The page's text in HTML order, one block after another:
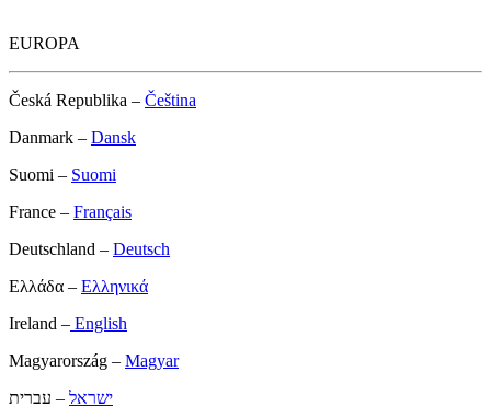
EUROPA
Česká Republika – Čeština
Danmark – Dansk
Suomi – Suomi
France – Français
Deutschland – Deutsch
Ελλάδα – Ελληνικά
Ireland – English
Magyarország – Magyar
ישראל – עברית